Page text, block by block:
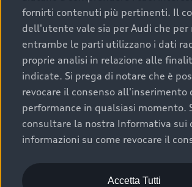
buona conservazione evidenzia cura
precedente proprietario;
efficienza meccanica: motore,
componenti principali in ottimo
prestazioni affidabili e sicure.
Acquistare un’auto usata in una
Audi che offre l’usato garantito tramite
Scelta :plus, significa affidarsi ad un
sottoposto a 110 controlli approfonditi
garanzia fino a 4 anni per una
acquisto.
fornirti contenuti più pertinenti. Il
dell'utente vale sia per Audi che per
entrambe le parti utilizzano i dati
proprie analisi in relazione alle
indicate. Si prega di notare che è
revocare il consenso all'inserimento
performance in qualsiasi momento.
consultare la nostra Informativa sui
informazioni su come revocare il
Accetta Tutti